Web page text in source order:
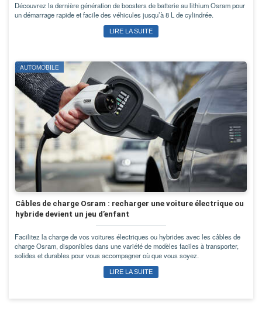
Découvrez la dernière génération de boosters de batterie au lithium Osram pour
un démarrage rapide et facile des véhicules jusqu’à 8 L de cylindrée.
LIRE LA SUITE
AUTOMOBILE
Câbles de charge Osram : recharger une voiture électrique ou
hybride devient un jeu d’enfant
Facilitez la charge de vos voitures électriques ou hybrides avec les câbles de
charge Osram, disponibles dans une variété de modèles faciles à transporter,
solides et durables pour vous accompagner où que vous soyez.
LIRE LA SUITE